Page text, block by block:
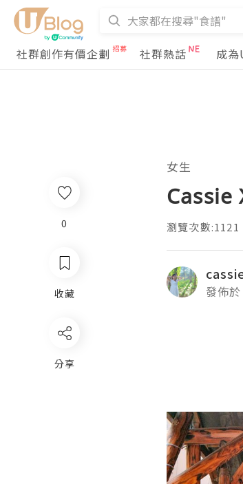
社群創作有價企劃
社群熱話 成
女生
Cassie
瀏覽次數:1121
發佈
0
收藏
分享